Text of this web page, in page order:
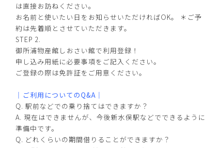
は直接お訪ねください。
お名前と使いたい日をお知らせいただければOK。 ＊ご予
約は先着順とさせていただきます。
STEP 2.
御所浦物産館しおさい館で利用登録！
申し込み用紙に必要事項をご記入ください。
ご登録の際は免許証をご用意ください。
｜ご利用についてのQ&A｜
Q. 駅前などでの乗り捨てはできますか？
A. 現在はできませんが、今後新水俣駅などでできるように
準備中です。
Q. どれくらいの期間借りることができますか？